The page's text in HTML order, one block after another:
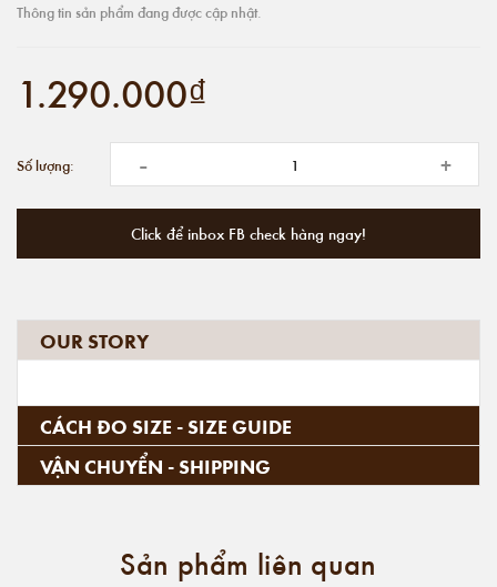
Thông tin sản phẩm đang được cập nhật.
1.290.000₫
Số lượng: - +
Click để inbox FB check hàng ngay!
OUR STORY
CÁCH ĐO SIZE - SIZE GUIDE
VẬN CHUYỂN - SHIPPING
Sản phẩm liên quan